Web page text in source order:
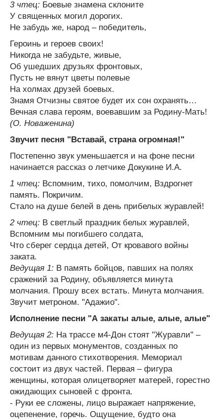
3 чтец: Боевые знамена склоните
У священных могил дорогих.
Не забудь же, народ – победитель,
Героинь и героев своих!
Никогда не забудьте, живые,
Об ушедших друзьях фронтовых,
Пусть не вянут цветы полевые
На холмах друзей боевых.
Знамя Отчизны святое будет их сон охранять…
Вечная слава героям, воевавшим за Родину-Мать!
(О. Новаженина)
Звучит песня "Вставай, страна огромная!"
Постепенно звук уменьшается и на фоне песни
начинается рассказ о летчике Докукине И.А.
1 чтец: Вспомним, тихо, помолчим, Вздрогнет
память. Покричим.
Стало на душе белей в день прибелых журавлей!
2 чтец: В светлый праздник белых журавлей,
Вспомним мы погибшего солдата,
Что сберег сердца детей, От кровавого войны
заката.
Ведущая 1: В память бойцов, павших на полях
сражений за Родину, объявляется минута
молчания. Прошу всех встать. Минута молчания.
Звучит метроном. "Адажио".
Исполнение песни "А закаты алые, алые, алые"
Ведущая 2: На трассе м4-Дон стоят "Журавли" –
один из первых монументов, созданных по
мотивам данного стихотворения. Мемориал
состоит из двух частей. Первая – фигура
женщины, которая олицетворяет матерей, горестно
ожидающих сыновей с фронта.
- Руки ее сложены, лицо выражает напряжение,
оцепенение, горечь. Ощущение, будто она